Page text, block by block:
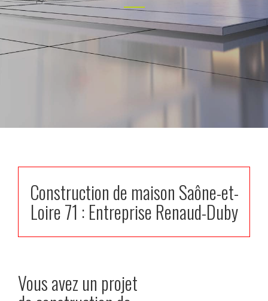
Construction de maison Saône-et-
Loire 71 : Entreprise Renaud-Duby
Vous avez un projet